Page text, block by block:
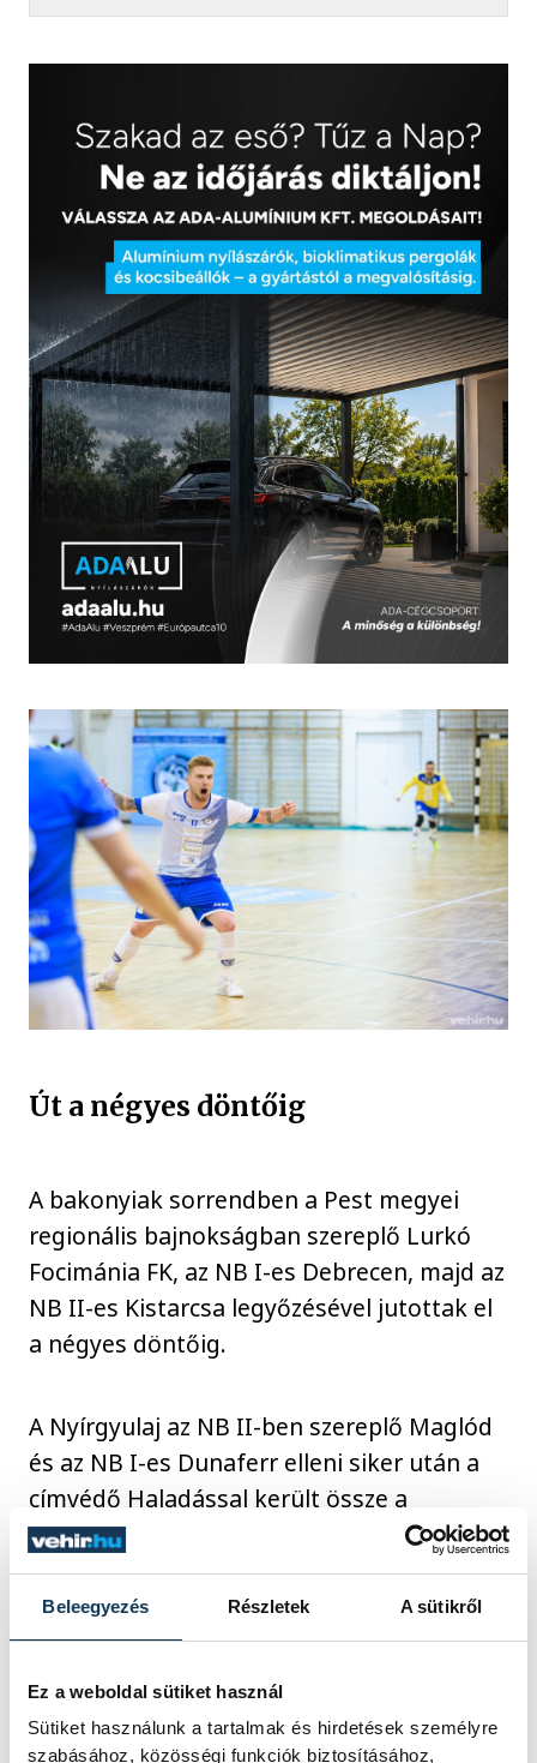
Beleegyezés Részletek A sütikről
Ez a weboldal sütiket használ
Sütiket használunk a tartalmak és hirdetések személyre
szabásához, közösségi funkciók biztosításához,
Út a négyes döntőig
A bakonyiak sorrendben a Pest megyei
regionális bajnokságban szereplő Lurkó
Focimánia FK, az NB I-es Debrecen, majd az
NB II-es Kistarcsa legyőzésével jutottak el
a négyes döntőig.
A Nyírgyulaj az NB II-ben szereplő Maglód
és az NB I-es Dunaferr elleni siker után a
címvédő Haladással került össze a
negyeddöntőben. Nyírbátorban 2-2-es,
Szombathelyen pedig 3-3-as döntetlen
született, így – több idegenben lőtt
gúljuknak köszönhetően – meglepetésre a
nyírségiek jutottak tovább.